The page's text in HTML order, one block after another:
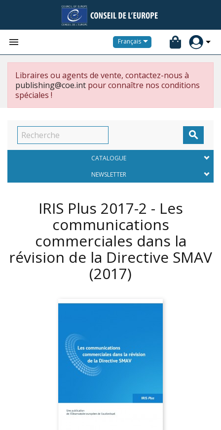
 Français
Libraires ou agents de vente, contactez-nous à
publishing@coe.int pour connaître nos conditions
spéciales !

CATALOGUE
NEWSLETTER
IRIS Plus 2017-2 - Les
communications
commerciales dans la
révision de la Directive SMAV
(2017)